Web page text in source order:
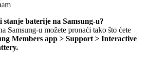
baterije na Samsung-u?
Samsung-u možete pronaći tako što ćete
Members app > Support > Interactive
.